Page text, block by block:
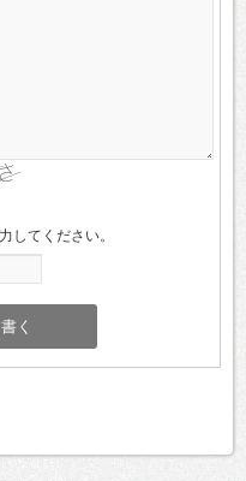
してください。